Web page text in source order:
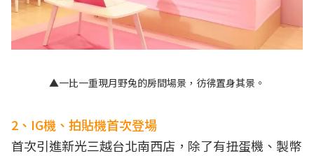
▲一比一重現月野兔的房間場景，彷彿置身其景。
2、IG機、拍貼機首次登場
首次引進新光三越台北南西店，除了有扭蛋機、製幣